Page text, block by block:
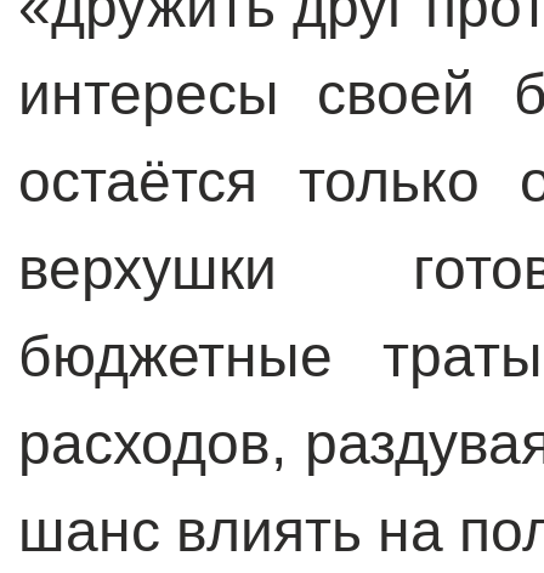
интересы своей
остаётся только
верхушки
бюджетные
расходов,
шанс влиять на